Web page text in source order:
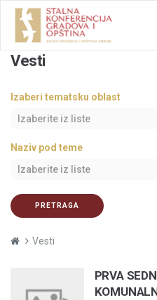
Vesti
Izaberi tematsku oblast
Izaberite iz liste
Naziv pod teme
Izaberite iz liste
PRETRAGA
Vesti
PRVA